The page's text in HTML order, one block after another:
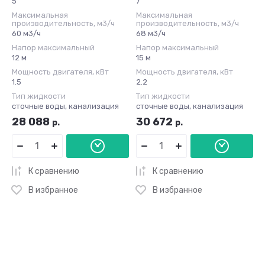
Максимальная
производительность, м3/ч
60 м3/ч
Напор максимальный
12 м
Мощность двигателя, кВт
1.5
Тип жидкости
сточные воды, канализация
28 088 р.
К сравнению
В избранное
Максимальная
производительность, м3/ч
68 м3/ч
Напор максимальный
15 м
Мощность двигателя, кВт
2.2
Тип жидкости
сточные воды, канализация
30 672 р.
К сравнению
В избранное